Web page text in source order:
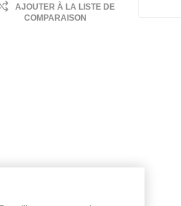
AJOUTER À LA LISTE DE
COMPARAISON